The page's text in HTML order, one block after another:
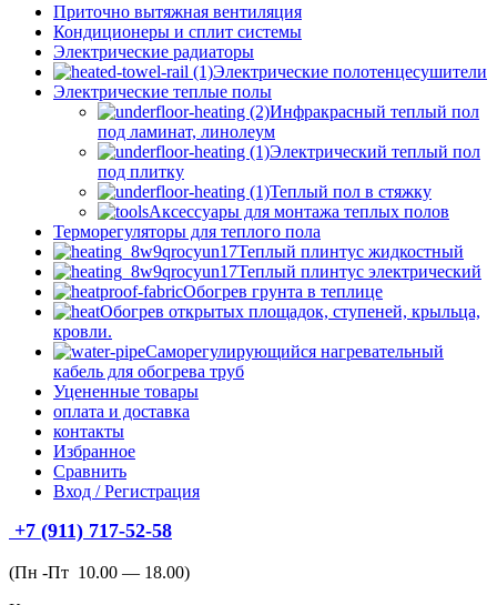
Приточно вытяжная вентиляция
Кондиционеры и сплит системы
Электрические радиаторы
Электрические полотенцесушители
Электрические теплые полы
Инфракрасный теплый пол
под ламинат, линолеум
Электрический теплый пол
под плитку
Теплый пол в стяжку
Аксессуары для монтажа теплых полов
Терморегуляторы для теплого пола
Теплый плинтус жидкостный
Теплый плинтус электрический
Обогрев грунта в теплице
Обогрев открытых площадок, ступеней, крыльца,
кровли.
Саморегулирующийся нагревательный
кабель для обогрева труб
Уцененные товары
оплата и доставка
контакты
Избранное
Сравнить
Вход / Регистрация
+7 (911) 717-52-58
(Пн -Пт 10.00 — 18.00)